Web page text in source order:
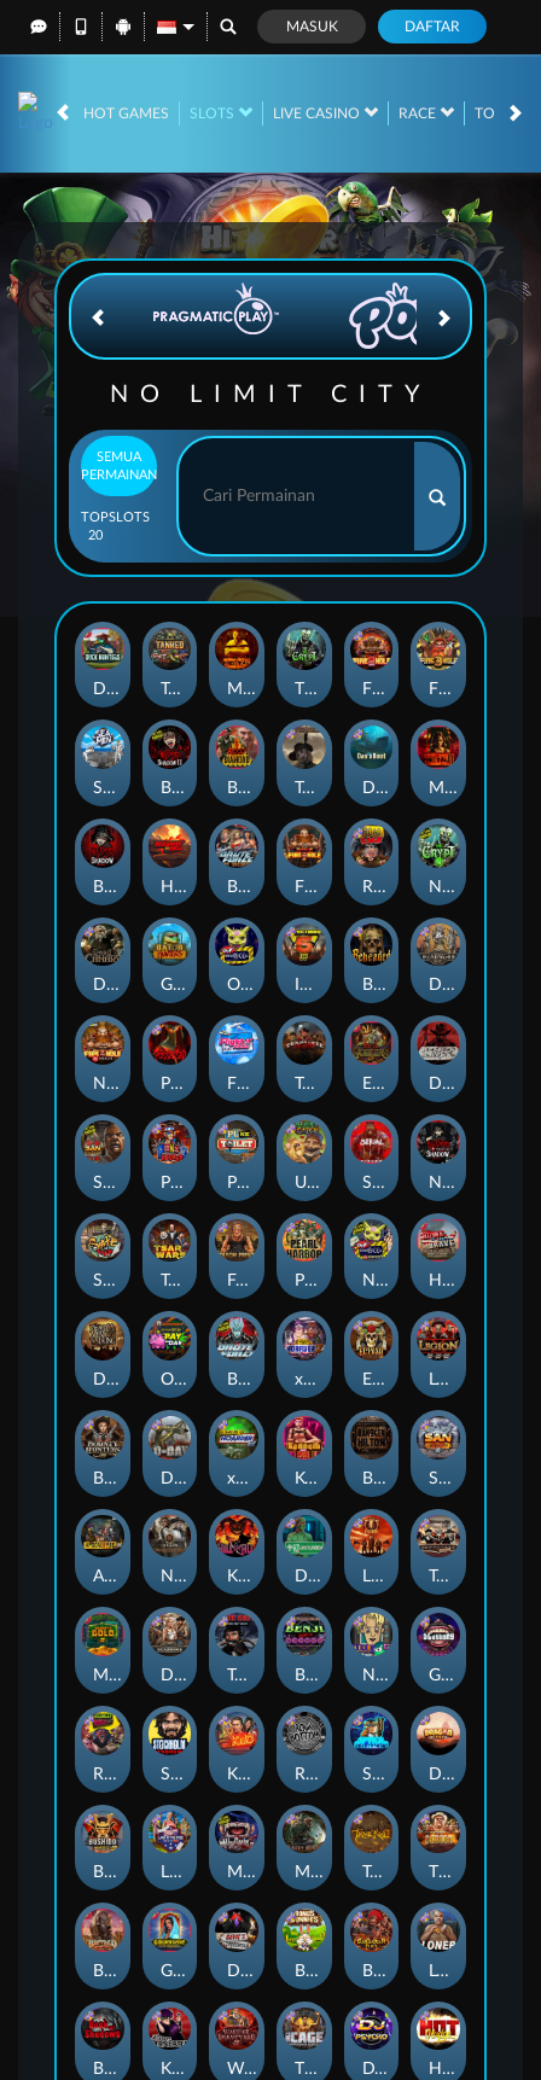
MASUK DAFTAR
HOT GAMES SLOTS LIVE CASINO RACE TOGEL
IDR
NO LIMIT CITY
SEMUA
PERMAINAN
TOP
20
SLOTS
Nexus Blood & Shadow
Seamen
Kill Em All
Blood Diamond
Duck Hunters Fire in the Hole 3
Dead, Dead, or Deader
Nexus Fire In The Hole xBomb
Highway to Hell
Dead Men Walking
Tsar Wars
Brute Force
Home of the Brave
Mental 2
Tombstone Slaughter
San Quentin 2: Death Row
Blood & Shadow
Blood & Shadow 2
Mental
Munchies
Skate or Die
Stockholm Syndrome
The Crypt
Apocalypse Super xNudge
Outsourced
Punk Rocker 2
Deadwood R.I.P
Beheaded
Bangkok Hilton
Brute Force: Alien Onslaught
Nexus Outsourced
Nexus The Crypt
Nexus Tombstone RIP
Gator Hunters
Loner
Kenneth Must Die
Tombstone RIP
Fire in the Hole 2
Outsourced: Payday
Tanked
Fire In The Hole xBomb
Tombstone No Mercy
Folsom Prison
Roadkill
Das xBoot
Kiss My Chainsaw
Book Of Shadows
Rock Bottom
Road Rage
The Cage Hot Nudge
Space Donkey
xWays Hoarder 2
Nine To Five
Bounty Hunters xNudge®
El Pasa Gunfight xNudge
Land of the Free
Warrior Graveyard xNudge
Monkey's Gold xPays
Flight Mode
Little Bighorn
Benji Killed in Vegas
Barbarian Fury
Devil's Crossroad
Golden Genie And The Walking Wilds
Dragon Tribe
Evil Goblins xBomb
San Quentin xWays
Gluttony
Serial
Punk Toilet
Possessed
Legion X
Bonus Bunnies
Deadwood xNudge
Disturbed
DJ Psycho
Buffalo Hunter
Pearl Harbor
Infectious 5 xWays
Dead Canary
Misery Mining
True Grit Redemption
xWays Hoarder xSplit
Karen Maneater
True kult
Bushido Way xNudge
D Day
The Border
Ugliest Catch